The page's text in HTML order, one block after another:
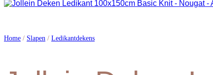
Home / Slapen / Ledikantdekens